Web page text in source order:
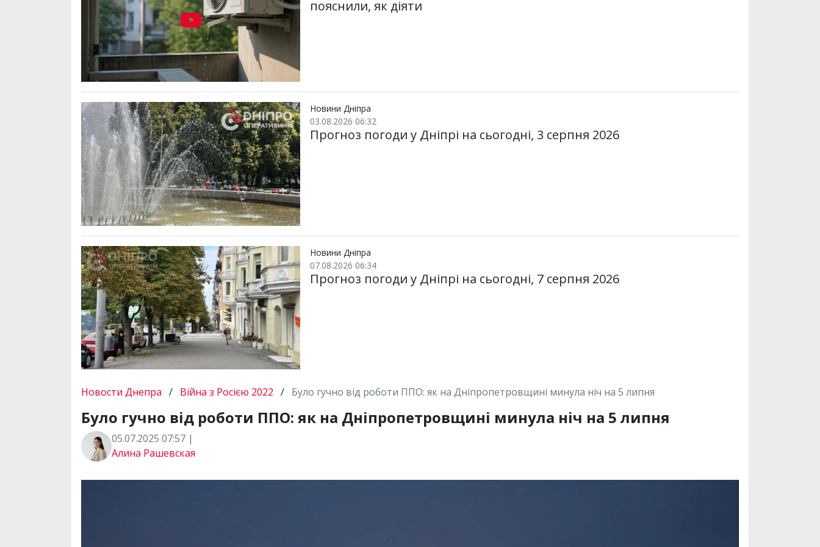
пояснили, як діяти
Новини Дніпра
03.08.2026 06:32
Прогноз погоди у Дніпрі на сьогодні, 3 серпня 2026
Новини Дніпра
07.08.2026 06:34
Прогноз погоди у Дніпрі на сьогодні, 7 серпня 2026
Новости Днепра / Війна з Росією 2022 / Було гучно від роботи ППО: як на Дніпропетровщині минула ніч на 5 липня
Було гучно від роботи ППО: як на Дніпропетровщині минула ніч на 5 липня
05.07.2025 07:57 |
Алина Рашевская